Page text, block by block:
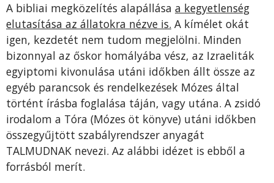
A bibliai megközelítés alapállása a kegyetlenség
elutasítása az állatokra nézve is. A kímélet okát
igen, kezdetét nem tudom megjelölni. Minden
bizonnyal az őskor homályába vész, az Izraeliták
egyiptomi kivonulása utáni időkben állt össze az
egyéb parancsok és rendelkezések Mózes által
történt írásba foglalása táján, vagy utána. A zsidó
irodalom a Tóra (Mózes öt könyve) utáni időkben
összegyűjtött szabályrendszer anyagát
TALMUDNAK nevezi. Az alábbi idézet is ebből a
forrásból merít.